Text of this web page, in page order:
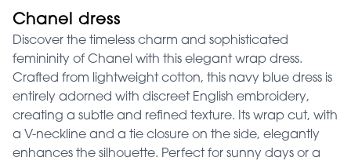
Chanel dress
Discover the timeless charm and sophisticated
femininity of Chanel with this elegant wrap dress.
Crafted from lightweight cotton, this navy blue dress is
entirely adorned with discreet English embroidery,
creating a subtle and refined texture. Its wrap cut, with
a V-neckline and a tie closure on the side, elegantly
enhances the silhouette. Perfect for sunny days or a